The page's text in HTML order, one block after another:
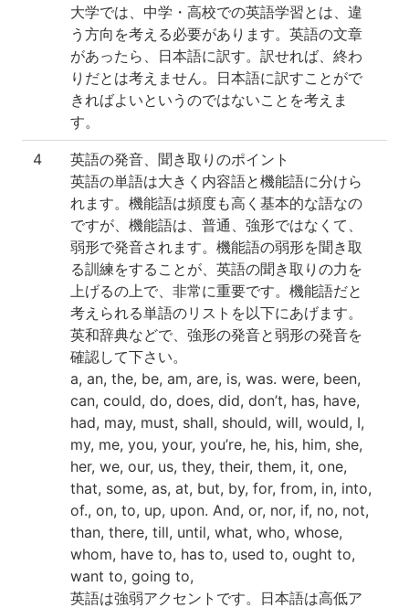
大学では、中学・高校での英語学習とは、違
う方向を考える必要があります。英語の文章
があったら、日本語に訳す。訳せれば、終わ
りだとは考えません。日本語に訳すことがで
きればよいというのではないことを考えま
す。
4
英語の発音、聞き取りのポイント
英語の単語は大きく内容語と機能語に分けら
れます。機能語は頻度も高く基本的な語なの
ですが、機能語は、普通、強形ではなくて、
弱形で発音されます。機能語の弱形を聞き取
る訓練をすることが、英語の聞き取りの力を
上げるの上で、非常に重要です。機能語だと
考えられる単語のリストを以下にあげます。
英和辞典などで、強形の発音と弱形の発音を
確認して下さい。
a, an, the, be, am, are, is, was. were, been,
can, could, do, does, did, don’t, has, have,
had, may, must, shall, should, will, would, I,
my, me, you, your, you’re, he, his, him, she,
her, we, our, us, they, their, them, it, one,
that, some, as, at, but, by, for, from, in, into,
of., on, to, up, upon. And, or, nor, if, no, not,
than, there, till, until, what, who, whose,
whom, have to, has to, used to, ought to,
want to, going to,
英語は強弱アクセントです。日本語は高低ア